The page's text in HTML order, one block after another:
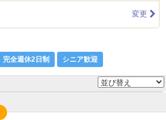
変更
完全週休2日制 シニア歓迎